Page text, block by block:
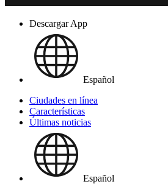
Descargar App
Español
Ciudades en línea
Características
Últimas noticias
Español